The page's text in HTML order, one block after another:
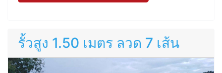
รั้วสูง 1.50 เมตร ลวด 7 เส้น